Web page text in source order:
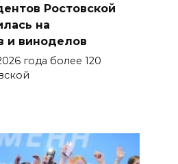
Ростовской
на
и виноделов
года более 120